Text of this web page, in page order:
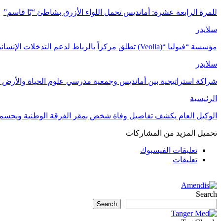
للمرة الرابعة عشرة: أمانديس تحمل اللواء الأزرق بشاطئ “بّا قاسم”
سلايدر
مؤسسة “فيوليا “(Veolia) تطلق مركزاً بالرباط لدعم التدخلات الإنسانية في…
سلايدر
شراكة استراتيجية بين أمانديس وجمعية مدرسي علوم الحياة والأرض
الرئيسية
الوكيل العام يكشف تفاصيل وفاة شخص بمقر الفرقة الوطنية
تحميل المزيد من المشاركات
تعليقات الفيسبوك
تعليقات
Search
Search